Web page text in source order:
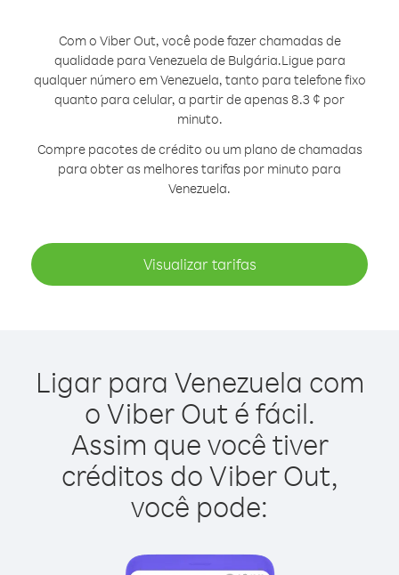
Com o Viber Out, você pode fazer chamadas de
qualidade para Venezuela de Bulgária.Ligue para
qualquer número em Venezuela, tanto para telefone fixo
quanto para celular, a partir de apenas 8.3 ¢ por
minuto.
Compre pacotes de crédito ou um plano de chamadas
para obter as melhores tarifas por minuto para
Venezuela.
Visualizar tarifas
Ligar para Venezuela com
o Viber Out é fácil.
Assim que você tiver
créditos do Viber Out,
você pode: